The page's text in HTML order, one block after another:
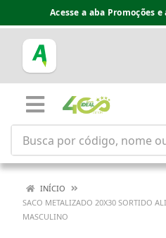
Acesse a aba Promoções
INÍCIO
SACO METALIZADO 20X30 SORTIDO
MASCULINO